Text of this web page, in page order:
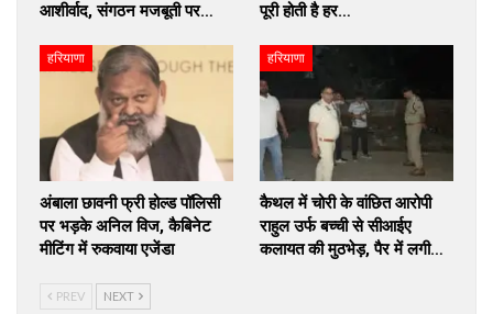
आशीर्वाद, संगठन मजबूती पर…
पूरी होती है हर…
हरियाणा
अंबाला छावनी फ्री होल्ड पॉलिसी
पर भड़के अनिल विज, कैबिनेट
मीटिंग में रुकवाया एजेंडा
हरियाणा
कैथल में चोरी के वांछित आरोपी
राहुल उर्फ बच्ची से सीआईए
कलायत की मुठभेड़, पैर में लगी…
PREV NEXT